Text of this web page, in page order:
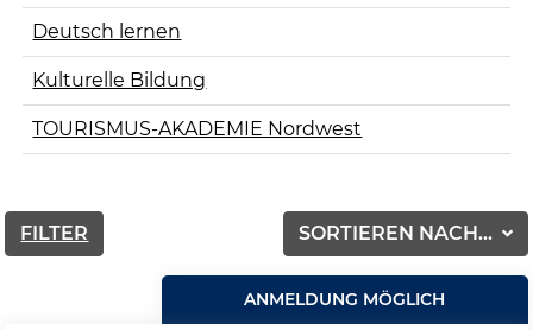
Deutsch lernen
Kulturelle Bildung
TOURISMUS-AKADEMIE Nordwest
SORTIEREN NACH...
FILTER
ANMELDUNG MÖGLICH